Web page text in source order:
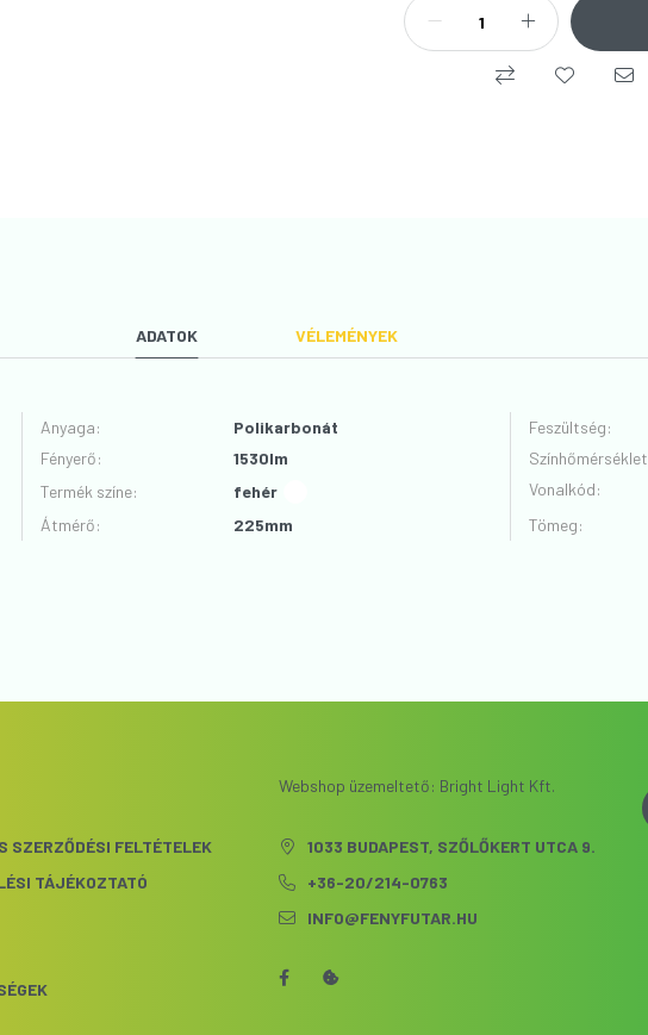
ADATOK VÉLEMÉNYEK
Anyaga: Polikarbonát Feszültség:
Fényerő: 1530lm Színhőmérséklet
Termék színe: fehér Vonalkód:
Átmérő: 225mm Tömeg:
SZERZŐDÉSI FELTÉTELEK
TÁJÉKOZTATÓ
Webshop üzemeltető: Bright Light Kft.
1033 BUDAPEST, SZŐLŐKERT UTCA 9.
+36-20/214-0763
INFO@FENYFUTAR.HU